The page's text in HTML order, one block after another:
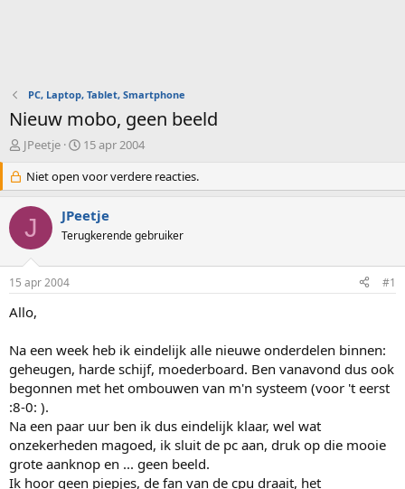
PC, Laptop, Tablet, Smartphone
Nieuw mobo, geen beeld
O
d
e
r
w
e
s
t
a
t
e
r
JPeetje
S
a
r
d
a
m
15 apr 2004
Niet open voor verdere reacties.
J JPeetje
Terugkerende gebruiker
15 apr 2004 #1
Allo,
Na een week heb ik eindelijk alle nieuwe onderdelen binnen:
geheugen, harde schijf, moederboard. Ben vanavond dus ook
begonnen met het ombouwen van m'n systeem (voor 't eerst
:8-0: ).
Na een paar uur ben ik dus eindelijk klaar, wel wat
onzekerheden magoed, ik sluit de pc aan, druk op die mooie
grote aanknop en ... geen beeld.
Ik hoor geen piepjes, de fan van de cpu draait, het